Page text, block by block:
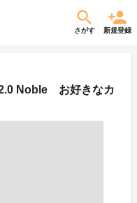
さがす 新規登録
Noble お好きなカ